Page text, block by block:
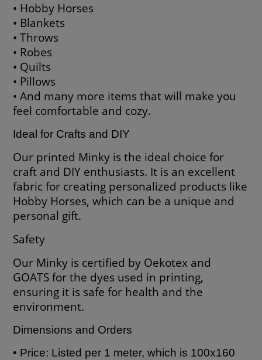
• Hobby Horses
• Blankets
• Throws
• Robes
• Quilts
• Pillows
• And many more items that will make you
feel comfortable and cozy.
Ideal for Crafts and DIY
Our printed Minky is the ideal choice for
craft and DIY enthusiasts. It is an excellent
fabric for creating personalized products like
Hobby Horses, which can be a unique and
personal gift.
Safety
Our Minky is certified by Oekotex and
GOATS for the dyes used in printing,
ensuring it is safe for health and the
environment.
Dimensions and Orders
• Price: Listed per 1 meter, which is 100x160